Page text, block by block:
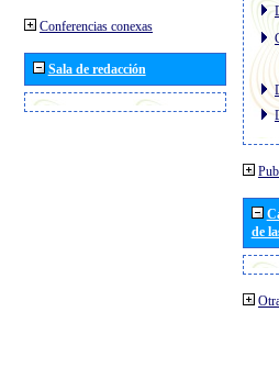
Conferencias conexas
Sala de redacción
de